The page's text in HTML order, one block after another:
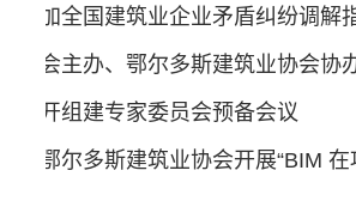
参加全国建筑业企业矛盾纠纷调解
召开组建专家委员会预备会议